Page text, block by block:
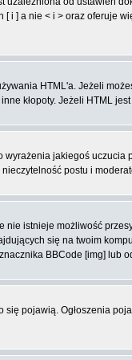
i ] a nie < i > oraz oferuje
HTML'a. Jeżeli
kłopoty. Jeżeli HTML
jakiegoś
postu i
istnieje możliwość
się na twoim
BBCode [img]
pojawią. Ogłoszenia